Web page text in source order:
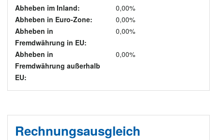
Abheben im Inland:
0,00%
Abheben in Euro-Zone:
0,00%
Abheben in
Fremdwährung in EU:
0,00%
Abheben in
Fremdwährung außerhalb
EU:
0,00%
Rechnungsausgleich